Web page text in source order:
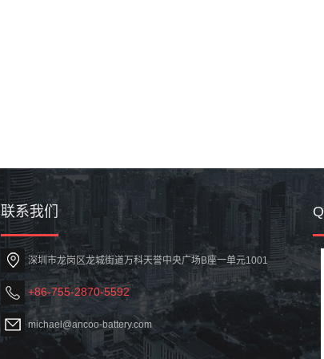
联系我们
深圳市龙岗区龙城街道万科天誉中央广场B座一单元1001
+86-755-2870-5592
michael@ancoo-battery.com